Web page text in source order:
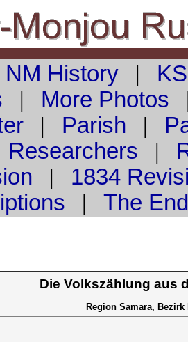
NM History|
| More Photos
| Parish |
Researchers |
| 1834
| The End
Die Volkszählung aus
Region Samara,